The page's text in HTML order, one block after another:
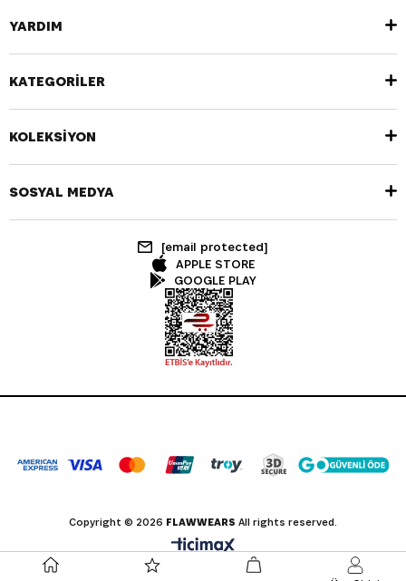
YARDIM
KATEGORİLER
KOLEKSİYON
SOSYAL MEDYA
[email protected]
APPLE STORE
GOOGLE PLAY
Copyright © 2026 FLAWWEARS All rights reserved.